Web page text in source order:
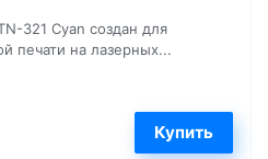
321 Cyan создан для
печати на лазерных...